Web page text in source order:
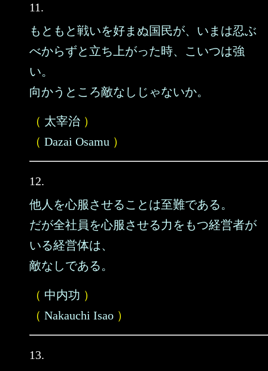
11.
もともと戦いを好まぬ国民が、いまは忍ぶ
べからずと立ち上がった時、こいつは強
い。
向かうところ敵なしじゃないか。
（ 太宰治 ）
（ Dazai Osamu ）
12.
他人を心服させることは至難である。
だが全社員を心服させる力をもつ経営者が
いる経営体は、
敵なしである。
（ 中内功 ）
（ Nakauchi Isao ）
13.